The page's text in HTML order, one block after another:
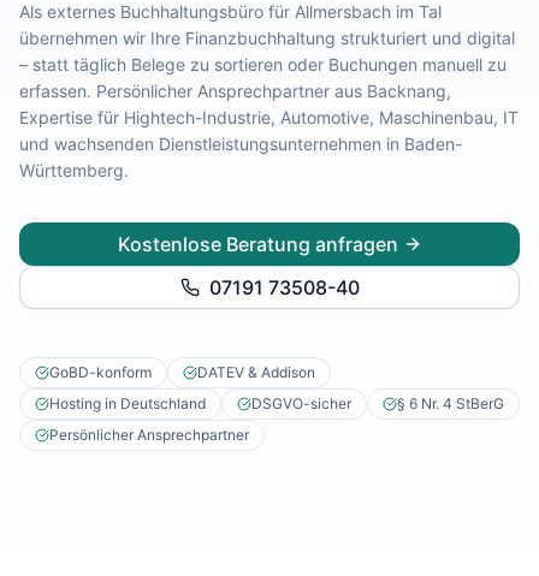
Als externes Buchhaltungsbüro für Allmersbach im Tal
übernehmen wir Ihre Finanzbuchhaltung strukturiert und digital
– statt täglich Belege zu sortieren oder Buchungen manuell zu
erfassen. Persönlicher Ansprechpartner aus Backnang,
Expertise für Hightech-Industrie, Automotive, Maschinenbau, IT
und wachsenden Dienstleistungsunternehmen in Baden-
Württemberg.
Kostenlose Beratung anfragen
07191 73508-40
GoBD-konform
DATEV & Addison
Hosting in Deutschland
DSGVO-sicher
§ 6 Nr. 4 StBerG
Persönlicher Ansprechpartner
Lohnabrechnung Tübingen
Lohnabrechnung Pforzheim
Lohnabrechnung Konstanz
Lohnabrechnung Ludwigsburg
Lohnabrechnung Esslingen am Neckar
Finanzbuchhaltung Backnang
Finanzbuchhaltung Heilbronn
Finanzbuchhaltung Karlsruhe
Finanzbuchhaltung Freiburg
Finanzbuchhaltung Mannheim
Finanzbuchhaltung Ulm
Baulohnabrechnung Backnang
Baulohnabrechnung Stuttgart
Baulohnabrechnung Heilbronn